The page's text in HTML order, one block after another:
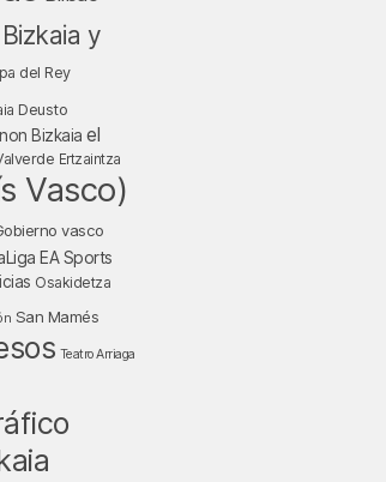
Bizkaia y
del Rey
Deusto
Bizkaia el
Ertzaintza
Vasco)
vasco
EA Sports
Osakidetza
San Mamés
Teatro Arriaga